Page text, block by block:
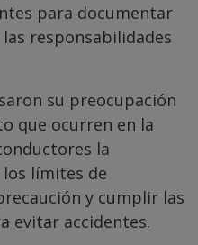
para documentar
responsabilidades
su preocupación
que ocurren en la
la
límites de
y cumplir las
evitar accidentes.